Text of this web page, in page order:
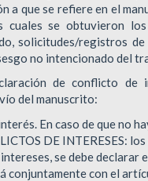
a que se refiere en el
se obtuvieron los
solicitudes/registros
no intencionado del
de conflicto de
del manuscrito:
En caso de que no
DE INTERESES:
se debe declarar
conjuntamente con el